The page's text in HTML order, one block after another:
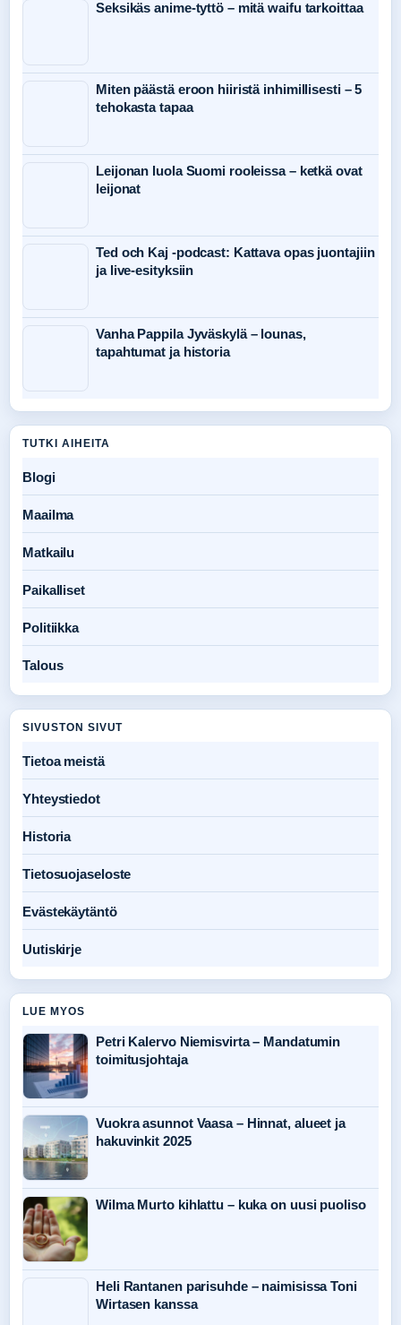
Seksikäs anime-tyttö – mitä waifu tarkoittaa
Miten päästä eroon hiiristä inhimillisesti – 5
tehokasta tapaa
Leijonan luola Suomi rooleissa – ketkä ovat
leijonat
Ted och Kaj -podcast: Kattava opas juontajiin
ja live-esityksiin
Vanha Pappila Jyväskylä – lounas,
tapahtumat ja historia
TUTKI AIHEITA
Blogi
Maailma
Matkailu
Paikalliset
Politiikka
Talous
SIVUSTON SIVUT
Tietoa meistä
Yhteystiedot
Historia
Tietosuojaseloste
Evästekäytäntö
Uutiskirje
LUE MYOS
Petri Kalervo Niemisvirta – Mandatumin
toimitusjohtaja
Vuokra asunnot Vaasa – Hinnat, alueet ja
hakuvinkit 2025
Wilma Murto kihlattu – kuka on uusi puoliso
Heli Rantanen parisuhde – naimisissa Toni
Wirtasen kanssa